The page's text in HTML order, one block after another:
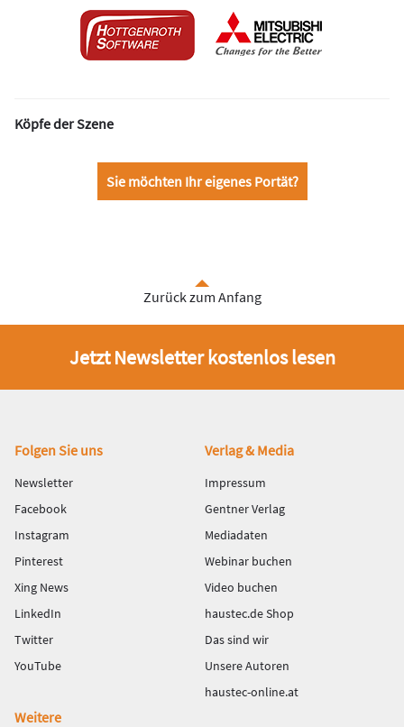
Köpfe der Szene
Sie möchten Ihr eigenes Portät?
Zurück zum Anfang
Jetzt Newsletter kostenlos lesen
Fußbereich
Folgen Sie uns
Newsletter
Facebook
Instagram
Pinterest
Xing News
LinkedIn
Twitter
YouTube
Verlag & Media
Impressum
Gentner Verlag
Mediadaten
Webinar buchen
Video buchen
haustec.de Shop
Das sind wir
Unsere Autoren
haustec-online.at
Weitere